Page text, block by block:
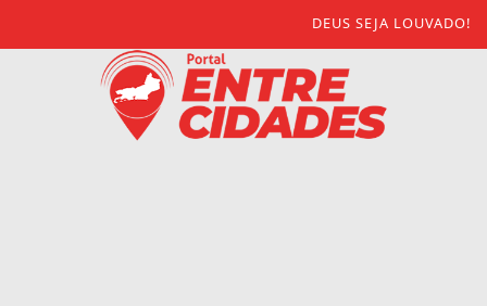
DEUS SEJA LOUVADO!